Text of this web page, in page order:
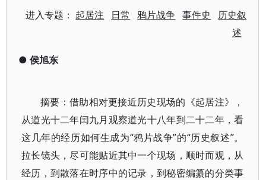
进入专题： 起居注 日常 鸦片战争 事件史
历史叙
述
● 侯旭东
摘要：借助相对更接近历史现场的《起居注》，
从道光十二年闰九月观察道光十八年到二十二年，看
这几年的经历如何生成为“鸦片战争”的“历史叙述”。
拉长镜头，尽可能贴近其中一个现场，顺时而观，从
经历，到散落在时序中的记录，到秘密编纂的分类事